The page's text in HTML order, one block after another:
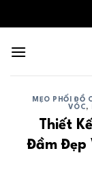
to
MẸO PHỐI ĐỒ
VÓC ,
Thiết
Đầm Đẹp